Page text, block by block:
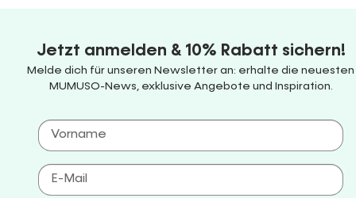
Jetzt anmelden & 10% Rabatt sichern!
Melde dich für unseren Newsletter an: erhalte die neuesten
MUMUSO-News, exklusive Angebote und Inspiration.